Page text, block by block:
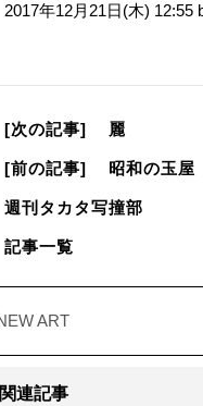
2017年12月21日(木) 12:55
[次の記事] 麗
[前の記事] 昭和の玉屋
週刊タカタ写撞部
記事一覧
関連記事